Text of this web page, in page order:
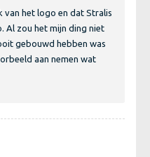
van het logo en dat Stralis
Al zou het mijn ding niet
gebouwd hebben was
aan nemen wat